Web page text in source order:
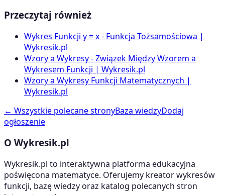
Przeczytaj również
Wykres Funkcji y = x - Funkcja Tożsamościowa |
Wykresik.pl
Wzory a Wykresy - Związek Między Wzorem a
Wykresem Funkcji | Wykresik.pl
Wzory a Wykresy Funkcji Matematycznych |
Wykresik.pl
← Wszystkie polecane stronyBaza wiedzyDodaj
ogłoszenie
O Wykresik.pl
Wykresik.pl to interaktywna platforma edukacyjna
poświęcona matematyce. Oferujemy kreator wykresów
funkcji, bazę wiedzy oraz katalog polecanych stron